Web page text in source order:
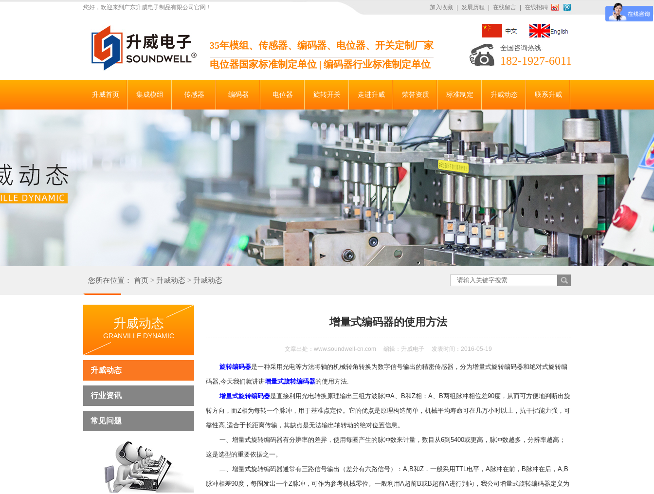
加入收藏 发展历程 在线留言 在线招聘
您好，欢迎来到广东升威电子制品有限公司官网！
全国咨询热线:
182-1927-6011
35年模组、传感器、编码器、电位器、开关定制厂家
电位器国家标准制定单位 | 编码器行业标准制定单位
升威首页 集成模组 传感器 编码器 电位器 旋转开关 走进升威 荣誉资质 标准制定 升威动态 联系升威
您所在位置： 首页 > 升威动态 > 升威动态
升威动态
GRANVILLE DYNAMIC
升威动态
行业资讯
常见问题
增量式编码器的使用方法
文章出处：www.soundwell-cn.com 编辑：升威电子 发表时间：2016-05-19
旋转编码器是一种采用光电等方法将轴的机械转角转换为数字信号输出的精密传感器，分为增量式旋转编码器和绝对式旋转编
码器,今天我们就讲讲增量式旋转编码器的使用方法.
增量式旋转编码器是直接利用光电转换原理输出三组方波脉冲A、B和Z相；A、B两组脉冲相位差90度，从而可方便地判断出旋
转方向，而Z相为每转一个脉冲，用于基准点定位。它的优点是原理构造简单，机械平均寿命可在几万小时以上，抗干扰能力强，可
靠性高,适合于长距离传输，其缺点是无法输出轴转动的绝对位置信息。
一、增量式旋转编码器有分辨率的差异，使用每圈产生的脉冲数来计量，数目从6到5400或更高，脉冲数越多，分辨率越高；
这是选型的重要依据之一。
二、增量式旋转编码器通常有三路信号输出（差分有六路信号）：A,B和Z，一般采用TTL电平，A脉冲在前，B脉冲在后，A,B
脉冲相差90度，每圈发出一个Z脉冲，可作为参考机械零位。一般利用A超前B或B超前A进行判向，我公司增量式旋转编码器定义为